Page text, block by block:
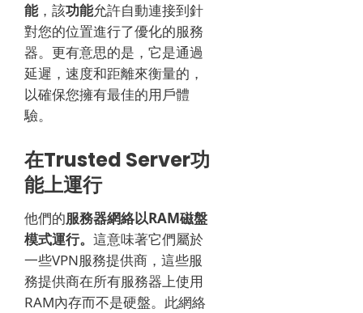
能，該功能允許自動連接到針
對您的位置進行了優化的服務
器。 更有意思的是，它是通過
延遲，速度和距離來衡量的，
以確保您擁有最佳的用戶體
驗。
在Trusted Server功
能上運行
他們的服務器網絡以RAM磁盤
模式運行。 這意味著它們屬於
一些VPN服務提供商，這些服
務提供商在所有服務器上使用
RAM內存而不是硬盤。 此網絡